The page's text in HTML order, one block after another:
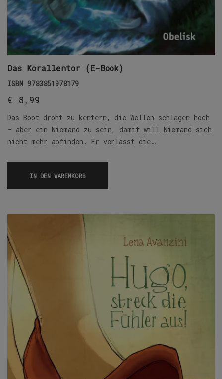
Das Korallentor (E-Book)
ISBN 9783851978179
€ 8,99
Das Boot droht zu kentern, die Wellen schlagen hoch
– aber ein Niemand zu sein, damit will Niemand sich
nicht mehr abfinden. Er verlässt die…
IN DEN WARENKORB